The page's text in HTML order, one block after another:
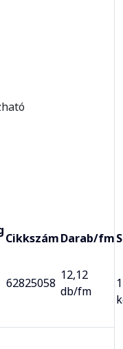
CikkszámDarab/fm
62825058
12,12
db/fm